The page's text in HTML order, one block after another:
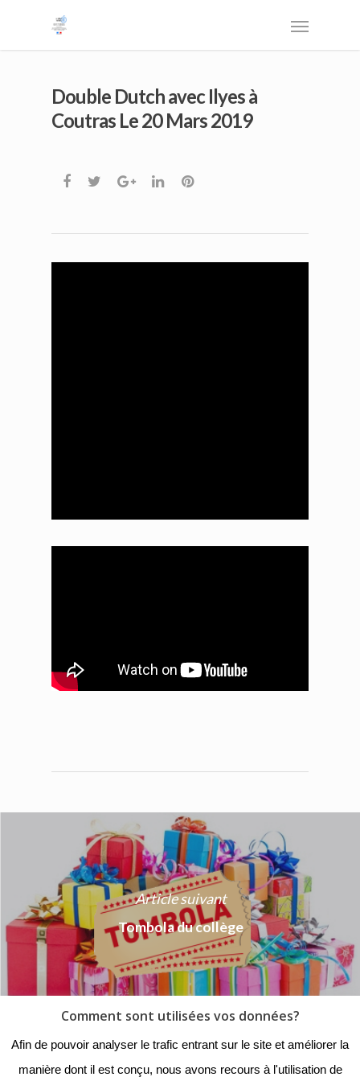
Double Dutch avec Ilyes à
Coutras Le 20 Mars 2019
Article suivant
Tombola du collège
© 2018 - Collège Henri de
Navarre |Mentions légales|
Comment sont utilisées vos données?
Afin de pouvoir analyser le trafic entrant sur le site et améliorer la
manière dont il est conçu, nous avons recours à l'utilisation de